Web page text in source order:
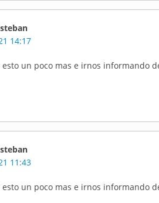
14:17
esto un poco mas e irnos informando
11:43
esto un poco mas e irnos informando